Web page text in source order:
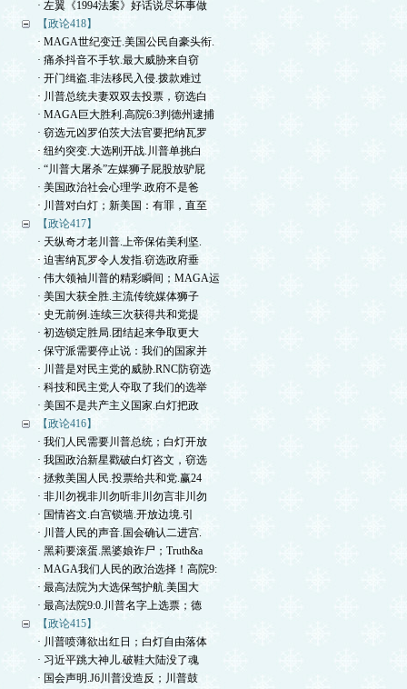
· 左翼《1994法案》好话说尽坏事做
【政论418】
· MAGA世纪变迁.美国公民自豪头衔.
· 痛杀抖音不手软.最大威胁来自窃
· 开门缉盗.非法移民入侵.拨款难过
· 川普总统夫妻双双去投票，窃选白
· MAGA巨大胜利.高院6:3判德州逮捕
· 窃选元凶罗伯茨大法官要把纳瓦罗
· 纽约突变.大选刚开战.川普单挑白
· “川普大屠杀”左媒狮子屁股放驴屁
· 美国政治社会心理学.政府不是爸
· 川普对白灯；新美国：有罪，直至
【政论417】
· 天纵奇才老川普.上帝保佑美利坚.
· 迫害纳瓦罗令人发指.窃选政府垂
· 伟大领袖川普的精彩瞬间；MAGA运
· 美国大获全胜.主流传统媒体狮子
· 史无前例.连续三次获得共和党提
· 初选锁定胜局.团结起来争取更大
· 保守派需要停止说：我们的国家并
· 川普是对民主党的威胁.RNC防窃选
· 科技和民主党人夺取了我们的选举
· 美国不是共产主义国家.白灯把政
【政论416】
· 我们人民需要川普总统；白灯开放
· 我国政治新星戳破白灯咨文，窃选
· 拯救美国人民.投票给共和党.赢24
· 非川勿视非川勿听非川勿言非川勿
· 国情咨文.白宫锁墙.开放边境.引
· 川普人民的声音.国会确认二进宫.
· 黑莉要滚蛋.黑婆娘诈尸；Truth&a
· MAGA我们人民的政治选择！高院9:
· 最高法院为大选保驾护航.美国大
· 最高法院9:0.川普名字上选票；德
【政论415】
· 川普喷薄欲出红日；白灯自由落体
· 习近平跳大神儿.破鞋大陆没了魂
· 国会声明.J6川普没造反；川普鼓